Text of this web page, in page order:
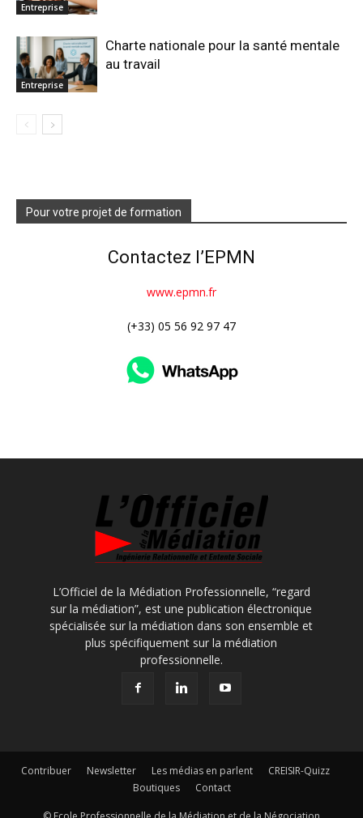
Entreprise
Entreprise
Charte nationale pour la santé mentale
au travail
Pour votre projet de formation
Contactez l’EPMN
www.epmn.fr
(+33) 05 56 92 97 47
L’Officiel de la Médiation Professionnelle, “regard
sur la médiation”, est une publication électronique
spécialisée sur la médiation dans son ensemble et
plus spécifiquement sur la médiation
professionnelle.
Contribuer Newsletter Les médias en parlent
CREISIR-Quizz
Boutiques
Contact